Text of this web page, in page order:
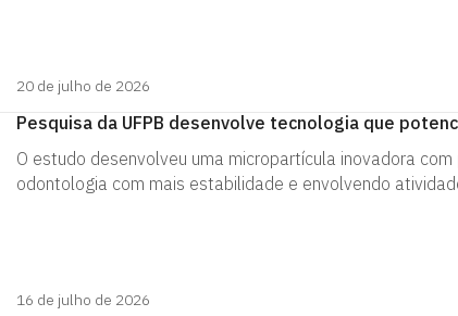
20 de julho de 2026
Pesquisa da UFPB desenvolve tecnologia que
O estudo desenvolveu uma micropartícula inovadora
odontologia com mais estabilidade e envolvendo
16 de julho de 2026